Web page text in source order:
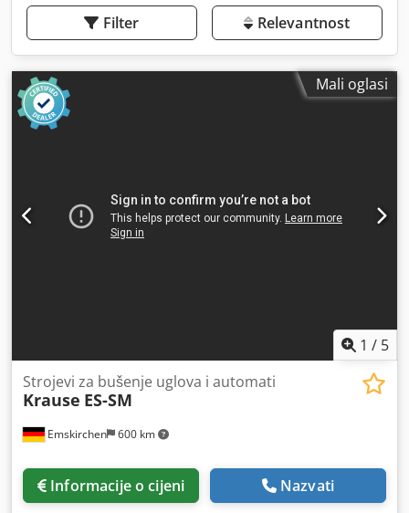
Filter Relevantnost
Mali oglasi
1 / 5
Emskirchen 600 km
Strojevi za bušenje uglova i automati
Krause ES-SM
Informacije o cijeni Nazvati